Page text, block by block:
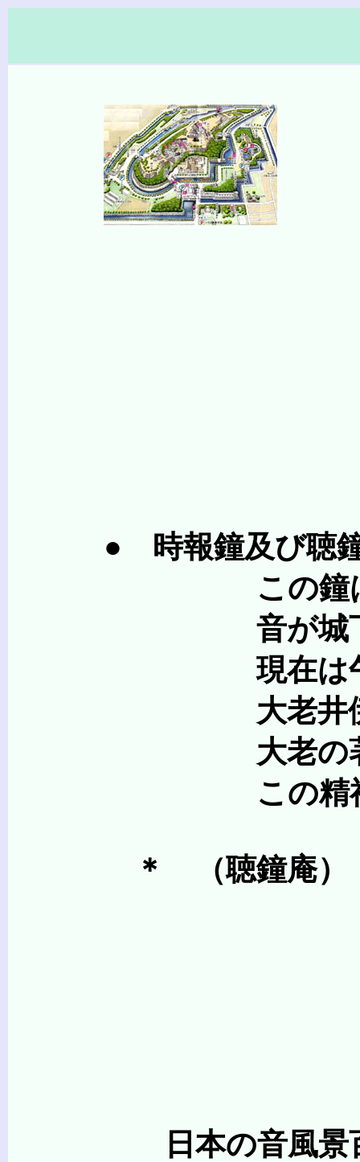
● 時報鐘及び聴
この鐘は、12代藩
音が城下の北の
現在は午前6時、9
大老井伊直弼は禅
大老の著「茶の湯
この精神をしのび
＊ （聴鐘庵）
日本の音風景